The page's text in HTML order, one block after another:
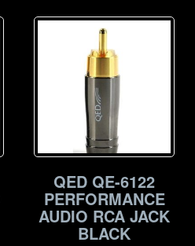
QED QE-6122
PERFORMANCE
AUDIO RCA JACK
BLACK